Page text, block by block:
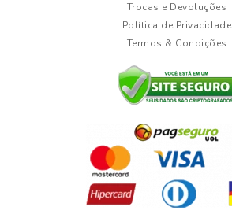
Trocas e Devoluções
Política de Privacidade
Termos & Condições